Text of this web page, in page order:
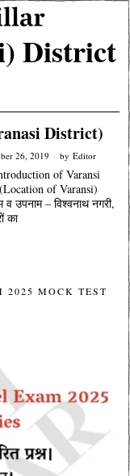
District
District)
26, 2019 by Editor
of Varansi
of Varansi)
व उपनाम – विश्वनाथ नगरी,
का
2025 MOCK TEST